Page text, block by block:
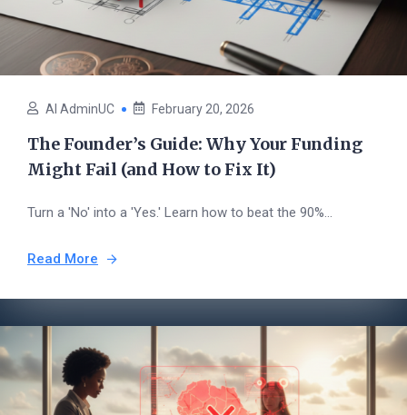
AI AdminUC February 20, 2026
The Founder’s Guide: Why Your Funding
Might Fail (and How to Fix It)
Turn a 'No' into a 'Yes.' Learn how to beat the 90%...
Read More